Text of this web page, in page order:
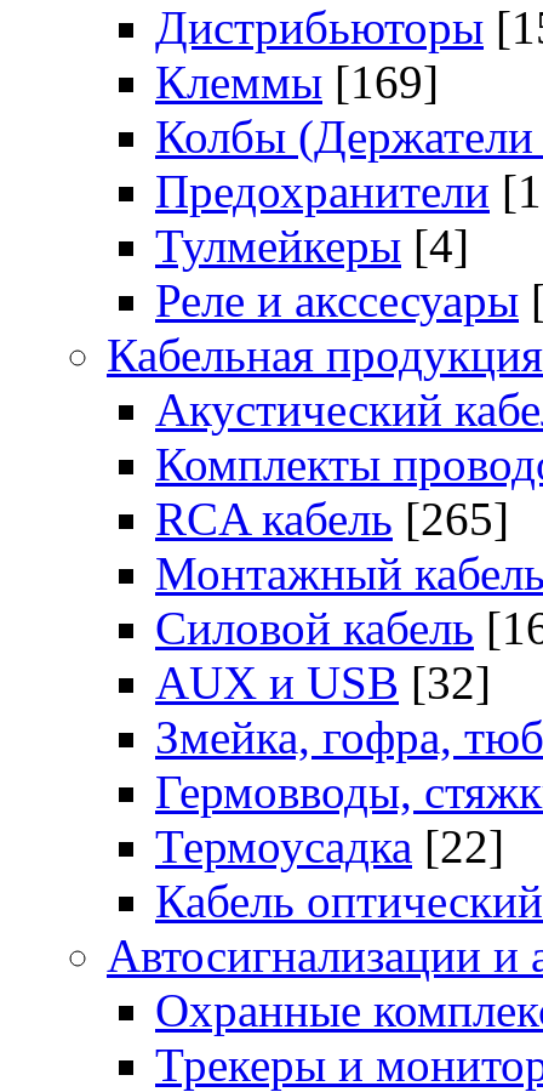
Дистрибьюторы
Клеммы [169]
Колбы (Держатели
Предохранители
Тулмейкеры [4]
Реле и акссесуары
Кабельная продукция
Акустический
Комплекты
RCA кабель [265]
Монтажный
Силовой кабель
AUX и USB [32]
Змейка, гофра,
Гермовводы,
Термоусадка [22]
Кабель оптический
Автосигнализации и
Охранные
Трекеры и